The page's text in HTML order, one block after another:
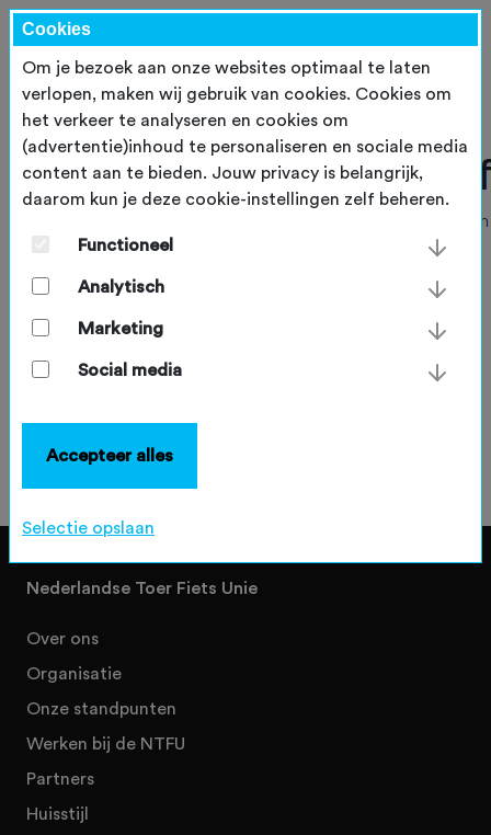
Nederlandse Toer Fiets Unie
Over ons
Organisatie
Onze standpunten
Werken bij de NTFU
Partners
Huisstijl
Cookies
Om je bezoek aan onze websites optimaal te laten
verlopen, maken wij gebruik van cookies. Cookies om
het verkeer te analyseren en cookies om
(advertentie)inhoud te personaliseren en sociale media
content aan te bieden. Jouw privacy is belangrijk,
daarom kun je deze cookie-instellingen zelf beheren.
Functioneel
Analytisch
Marketing
Social media
Accepteer alles
Selectie opslaan